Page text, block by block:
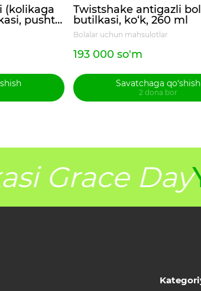
(kolikaga
pushti,
Twistshake antigazli
butilkasi, ko‘k, 260 ml
Bolalar uchun mahsulotlar
193 000 so'm
Savatchaga qo‘shish
2 dona bor
Grace Day